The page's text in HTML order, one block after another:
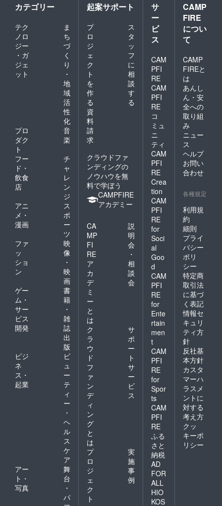
カテゴリー
テク
ノロ
ジー
・ガ
ジェ
ット
ま
ち
づ
く
り
・
地
域
活
性
化
プロ
ダク
ト
音
楽
フー
ド・
飲食
店
チ
ャ
レ
ン
ジ
アニ
メ・
漫画
ス
ポ
ー
ツ
ファ
ッ
ショ
ン
映
像
・
映
画
ゲー
ム・
サー
ビス
開発
書
籍
・
雑
誌
出
版
ビジ
ネ
ス・
起業
ビ
ュ
ー
テ
ィ
ー
・
ヘ
ル
ス
ケ
ア
アー
ト・
写真
舞
台
・
パ
起案サポート
プ
ロ
ジ
ェ
ク
ト
を
作
る
ス
タ
ッ
フ
に
相
談
す
る
資
料
請
求
クラウドファ
ンディングの
ノウハウを無
料で学ぼう
CAMPFIRE
アカデミー
CA
MP
FI
RE
ア
カ
デ
ミ
ー
と
は
説
明
会
・
相
談
会
ク
ラ
ウ
ド
フ
ァ
ン
デ
ィ
ン
グ
と
は
サ
ポ
ー
ト
サ
ー
ビ
ス
プ
ロ
ジ
ェ
ク
ト
実
施
事
例
サ
ー
ビ
ス
CAM
PFI
RE
CAM
PFI
RE
コ
ミュ
ニ
ティ
CAM
PFI
RE
Crea
tion
CAM
PFI
RE
for
Soci
al
Goo
d
CAM
PFI
RE
for
Ente
rtain
men
t
CAM
PFI
RE
for
Spor
ts
CAM
PFI
RE
ふる
さと
納税
AD
FOR
ALL
HIO
KOS
CAMP
FIRE
につい
て
CAMP
FIREと
は
あんし
ん・安
全への
取り組
み
ニュー
ス
ヘルプ
お問い
合わせ
各種規定
利用規
約
細則
プライ
バシー
ポリ
シー
特定商
取引法
に基づ
く表記
情報セ
キュリ
ティ方
針
反社基
本方針
カスタ
マーハ
ラスメ
ントに
対する
考え方
クッ
キーポ
リシー